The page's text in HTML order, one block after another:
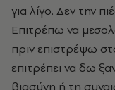
για λίγο. Δεν την
Επιτρέπω να
πριν επιστρέψω
επιτρέπει να δω
βιασύνη ή τη